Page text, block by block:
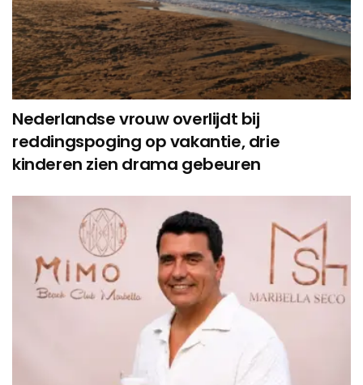
Nederlandse vrouw overlijdt bij
reddingspoging op vakantie, drie
kinderen zien drama gebeuren